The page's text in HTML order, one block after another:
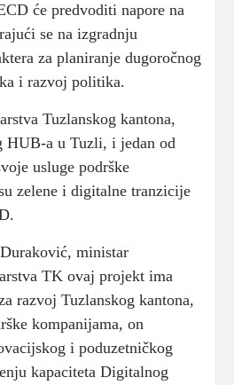
će predvoditi napore na
se na izgradnju
za planiranje dugoročnog
i razvoj politika.
Tuzlanskog kantona,
HUB-a u Tuzli, i jedan od
usluge podrške
zelene i digitalne tranzicije
ministar
TK ovaj projekt ima
razvoj Tuzlanskog kantona,
kompanijama, on
i poduzetničkog
kapaciteta Digitalnog